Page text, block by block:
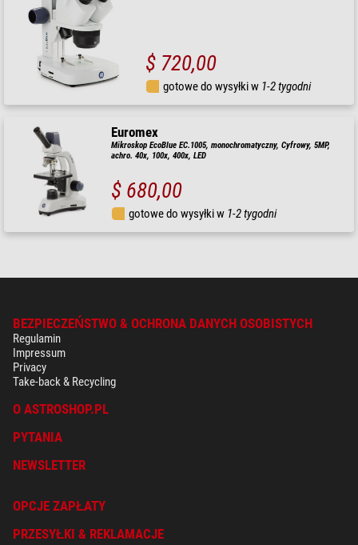
$ 720,00
gotowe do wysyłki w 1-2 tygodni
Euromex
Mikroskop EcoBlue EC.1005, monochromatyczny, Cyfrowy, 5MP,
achro. 40x, 100x, 400x, LED
$ 680,00
gotowe do wysyłki w 1-2 tygodni
BEZPIECZEŃSTWO & OCHRONA DANYCH OSOBISTYCH
Regulamin
Impressum
Privacy
Take-back & Recycling
O ASTROSHOP.PL
PYTANIA
NEWSLETTER
OPCJE ZAPŁATY
PRZESYŁKI & REKLAMACJE